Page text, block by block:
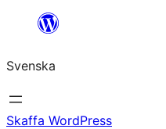
Hoppa
innehåll
Svenska
Skaffa WordPress